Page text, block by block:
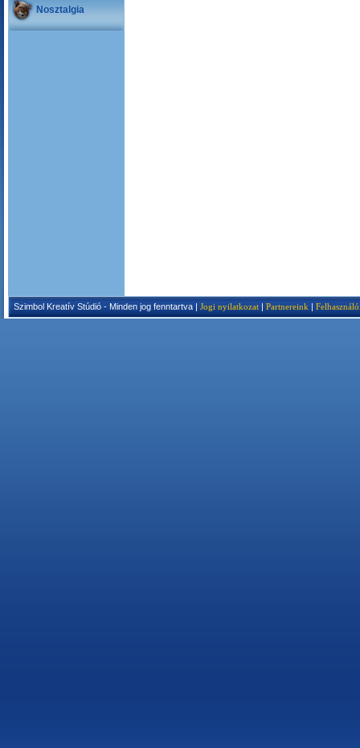
Nosztalgia
Szimbol Kreatív Stúdió - Minden jog fenntartva | Jogi nyilatkozat | Partnereink |